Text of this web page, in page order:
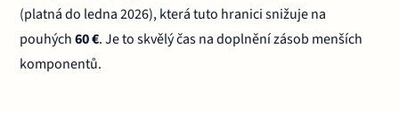
(platná do ledna 2026), která tuto hranici snižuje na
pouhých60 €. Je to skvělý čas na doplnění zásob menších
komponentů.